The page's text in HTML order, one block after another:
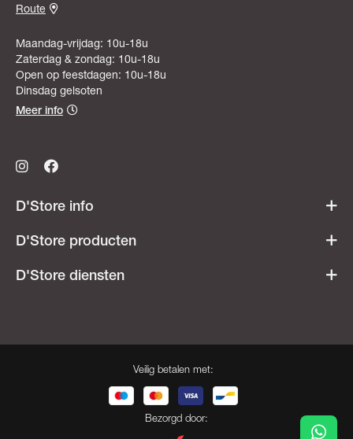
D'Store info
Werken bij D'Store
D'Store producten
Acties & promoties
D'Store diensten
Route
Maandag-vrijdag: 10u-18u
Zaterdag & zondag: 10u-18u
Open op feestdagen: 10u-18u
Dinsdag gelsoten
Meer info
Veilig betalen met:
Bezorgd door: